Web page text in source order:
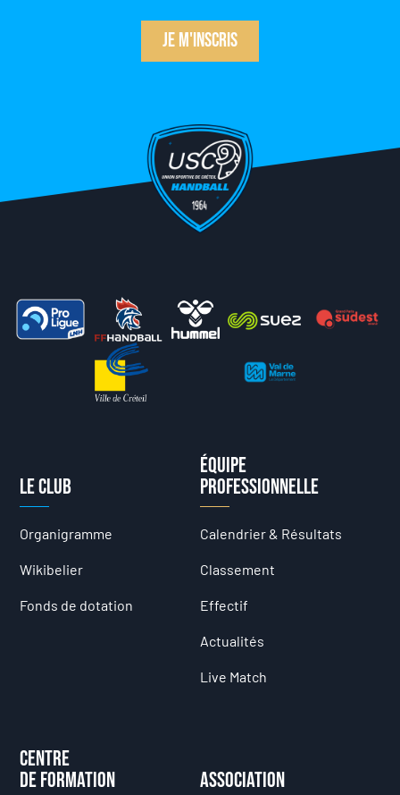
Je m'inscris
Le club
Organigramme
Wikibelier
Fonds de dotation
Équipe
professionnelle
Calendrier & Résultats
Classement
Effectif
Actualités
Live Match
Centre
de formation
Association